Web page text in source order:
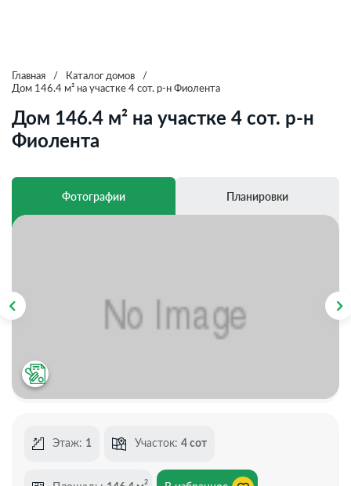
Главная / Каталог домов
/
Дом 146.4 м² на участке 4 сот. р-н Фиолента
Дом 146.4 м² на участке 4 сот. р-н
Фиолента
Фотографии Планировки
Этаж: 1 Участок: 4 сот
2